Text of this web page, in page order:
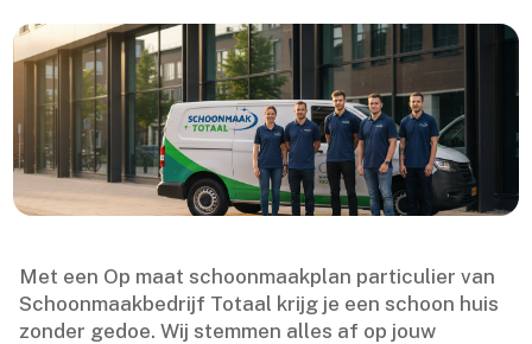
Met een Op maat schoonmaakplan particulier van
Schoonmaakbedrijf Totaal krijg je een schoon huis
zonder gedoe.​ Wij stemmen alles af op jouw